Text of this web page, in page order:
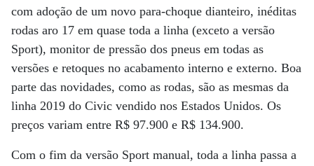
com adoção de um novo para-choque dianteiro, inéditas
rodas aro 17 em quase toda a linha (exceto a versão
Sport), monitor de pressão dos pneus em todas as
versões e retoques no acabamento interno e externo. Boa
parte das novidades, como as rodas, são as mesmas da
linha 2019 do Civic vendido nos Estados Unidos. Os
preços variam entre R$ 97.900 e R$ 134.900.
Com o fim da versão Sport manual, toda a linha passa a